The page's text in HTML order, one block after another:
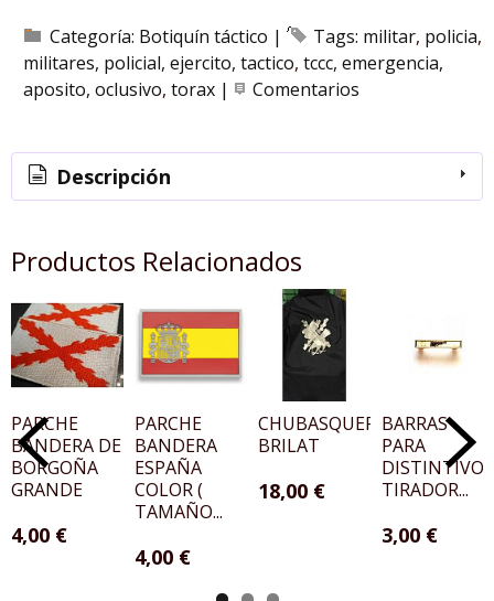
Categoría: Botiquín táctico | Tags: militar policia
militares policial ejercito tactico tccc emergencia
aposito oclusivo torax | Comentarios
Descripción
Productos Relacionados
PARCHE
BANDERA DE
BORGOÑA
GRANDE
4,00 €
PARCHE
BANDERA
ESPAÑA
COLOR (
TAMAÑO...
4,00 €
CHUBASQUERO
BRILAT
18,00 €
BARRAS
PARA
DISTINTIVO
TIRADOR...
3,00 €